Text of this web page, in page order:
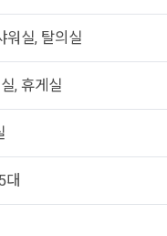
워실, 탈의실
, 휴게실
대